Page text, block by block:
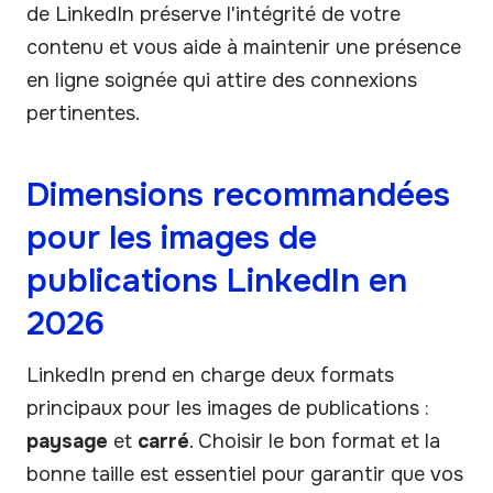
de LinkedIn préserve l'intégrité de votre
contenu et vous aide à maintenir une présence
en ligne soignée qui attire des connexions
pertinentes.
Dimensions recommandées
pour les images de
publications LinkedIn en
2026
LinkedIn prend en charge deux formats
principaux pour les images de publications :
paysage et carré. Choisir le bon format et la
bonne taille est essentiel pour garantir que vos